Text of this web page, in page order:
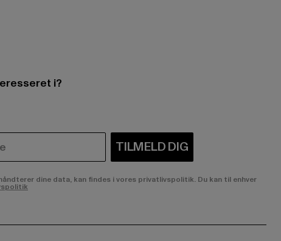
i?
TILMELD DIG
dine data, kan findes i vores privatlivspolitik. Du kan til enhver